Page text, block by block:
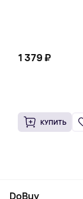
1 379 ₽
КУПИТЬ
DoBuy